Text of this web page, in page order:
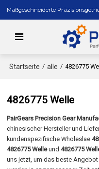
Maßgeschneiderte
Startseite / alle / 4826775
4826775 Welle
PairGears Precision Gear
chinesischer Hersteller und
kundenspezifische Wholeslae
4826775 Welleund4826775
uns jetzt, um das beste